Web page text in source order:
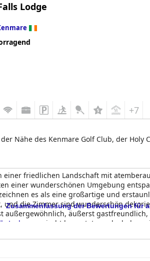
Lodge
+7
Nähe des Kenmare Golf Club, der Holy
einer friedlichen Landschaft mit
einer wunderschönen Umgebung
es als eine großartige und
die Zimmer sind wunderschön
außergewöhnlich, äußerst
Lodge
gemischt bewertet wurde, haben
die
Zusammenfassung der Bewertungen für